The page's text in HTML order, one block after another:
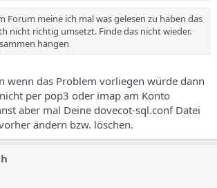
Forum meine ich mal was gelesen zu haben das
nicht richtig umsetzt. Finde das nicht wieder.
hängen
wenn das Problem vorliegen würde dann
per pop3 oder imap am Konto
aber mal Deine dovecot-sql.conf Datei
ändern bzw. löschen.